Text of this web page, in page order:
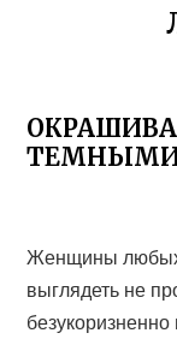
Женщины любых
выглядеть не